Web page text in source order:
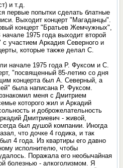
и т.д.
первые попытки сделать блатные
Выходит концерт "Магаданцы".
концерт "Братьев Жемчужных",
1975 года выходит второй
участием Аркадия Северного и
которые также делал С.
начале 1975 года Р. Фуксом и С.
"посвященный 85-летию со дня
концерта был А. Северный, а
была написана Р. Фуксом.
меня с Дмитрием
которого жил и Аркадий
и доброжелательность
Дмитриевич - живой,
был душой компании. Иногда
что дочке 4 годика, и так
4 года. Из квартиры его давно
исполнителю, чтобы
Поражала его необычайная
болезнью - алкоголизмом. Я